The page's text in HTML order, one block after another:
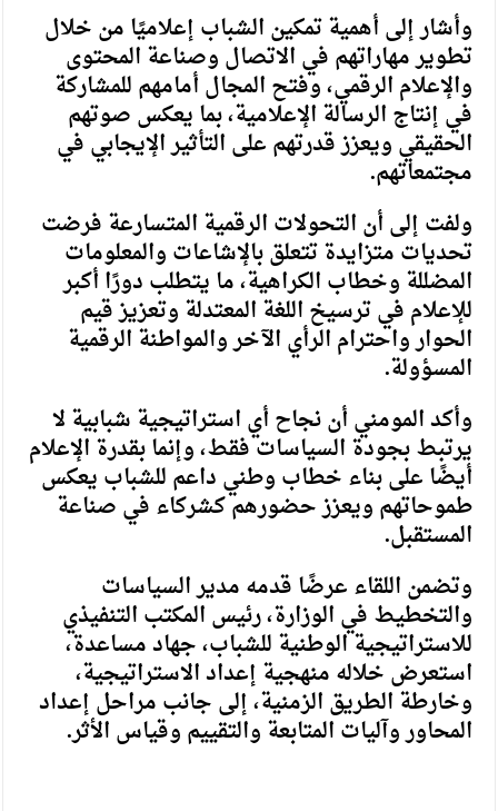
وأشار إلى أهمية تمكين الشباب إعلاميًا من خلال
تطوير مهاراتهم في الاتصال وصناعة المحتوى
والإعلام الرقمي، وفتح المجال أمامهم للمشاركة
في إنتاج الرسالة الإعلامية، بما يعكس صوتهم
الحقيقي ويعزز قدرتهم على التأثير الإيجابي في
مجتمعاتهم.
ولفت إلى أن التحولات الرقمية المتسارعة فرضت
تحديات متزايدة تتعلق بالإشاعات والمعلومات
المضللة وخطاب الكراهية، ما يتطلب دورًا أكبر
للإعلام في ترسيخ اللغة المعتدلة وتعزيز قيم
الحوار واحترام الرأي الآخر والمواطنة الرقمية
المسؤولة.
وأكد المومني أن نجاح أي استراتيجية شبابية لا
يرتبط بجودة السياسات فقط، وإنما بقدرة الإعلام
أيضًا على بناء خطاب وطني داعم للشباب يعكس
طموحاتهم ويعزز حضورهم كشركاء في صناعة
المستقبل.
وتضمن اللقاء عرضًا قدمه مدير السياسات
والتخطيط في الوزارة، رئيس المكتب التنفيذي
للاستراتيجية الوطنية للشباب، جهاد مساعدة،
استعرض خلاله منهجية إعداد الاستراتيجية،
وخارطة الطريق الزمنية، إلى جانب مراحل إعداد
المحاور وآليات المتابعة والتقييم وقياس الأثر.